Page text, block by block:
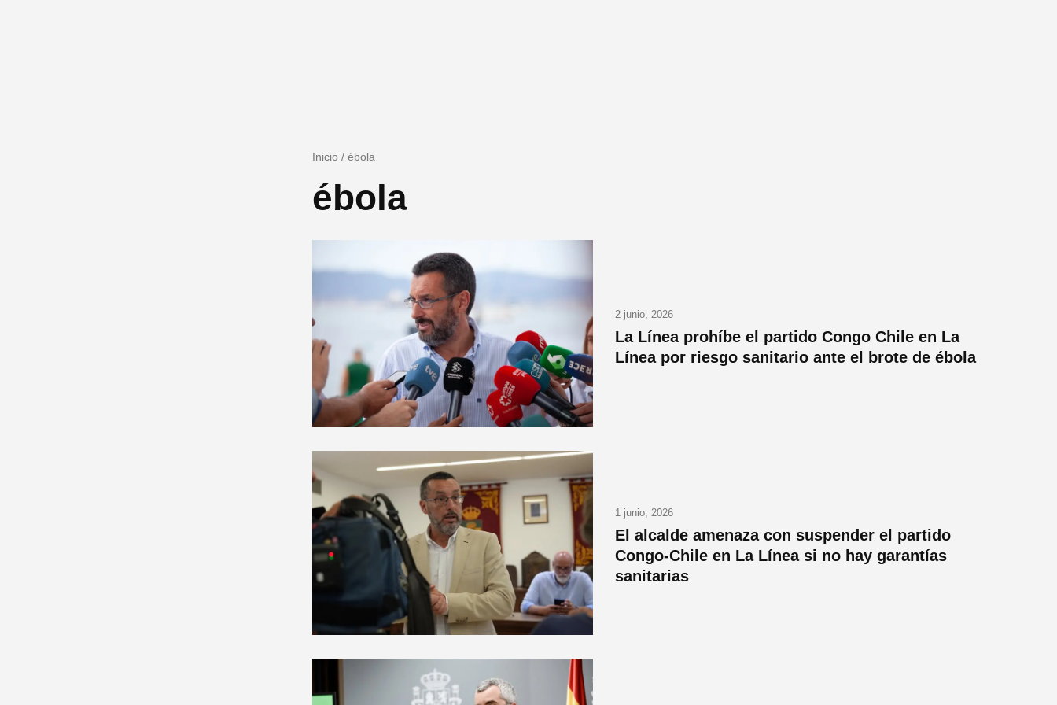
Inicio / ébola
ébola
2 junio, 2026
La Línea prohíbe el partido Congo Chile en La
Línea por riesgo sanitario ante el brote de ébola
1 junio, 2026
El alcalde amenaza con suspender el partido
Congo-Chile en La Línea si no hay garantías
sanitarias